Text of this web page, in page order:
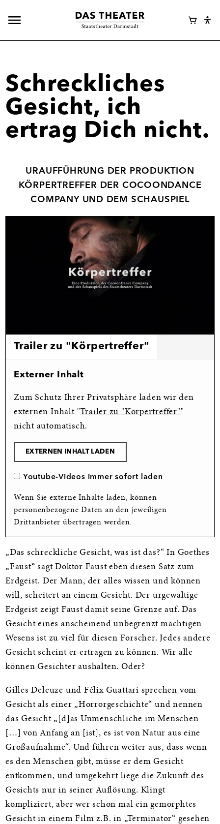
Hauptnavigation
Webshop
Schreckliches
Gesicht, ich
ertrag Dich nicht.
URAUFFÜHRUNG DER PRODUKTION
KÖRPERTREFFER DER COCOONDANCE
COMPANY UND DEM SCHAUSPIEL
Trailer zu "Körpertreffer"
Externer Inhalt
Zum Schutz Ihrer Privatsphäre laden wir den
externen Inhalt "Trailer zu "Körpertreffer""
nicht automatisch.
EXTERNEN INHALT LADEN
Youtube-Videos immer sofort laden
Wenn Sie externe Inhalte laden, können
personenbezogene Daten an den jeweiligen
Drittanbieter übertragen werden.
„Das schreckliche Gesicht, was ist das?“ In Goethes
„Faust“ sagt Doktor Faust eben diesen Satz zum
Erdgeist. Der Mann, der alles wissen und können
will, scheitert an einem Gesicht. Der urgewaltige
Erdgeist zeigt Faust damit seine Grenze auf. Das
Gesicht eines anscheinend unbegrenzt mächtigen
Wesens ist zu viel für diesen Forscher. Jedes andere
Gesicht scheint er ertragen zu können. Wir alle
können Gesichter aushalten. Oder?
Gilles Deleuze und Félix Guattari sprechen vom
Gesicht als einer „Horrorgeschichte“ und nennen
das Gesicht „[d]as Unmenschliche im Menschen
[…] von Anfang an [ist], es ist von Natur aus eine
Großaufnahme“. Und führen weiter aus, dass wenn
es den Menschen gibt, müsse er dem Gesicht
entkommen, und umgekehrt liege die Zukunft des
Gesichts nur in seiner Auflösung. Klingt
kompliziert, aber wer schon mal ein gemorphtes
Gesicht in einem Film z.B. in „Terminator“ gesehen